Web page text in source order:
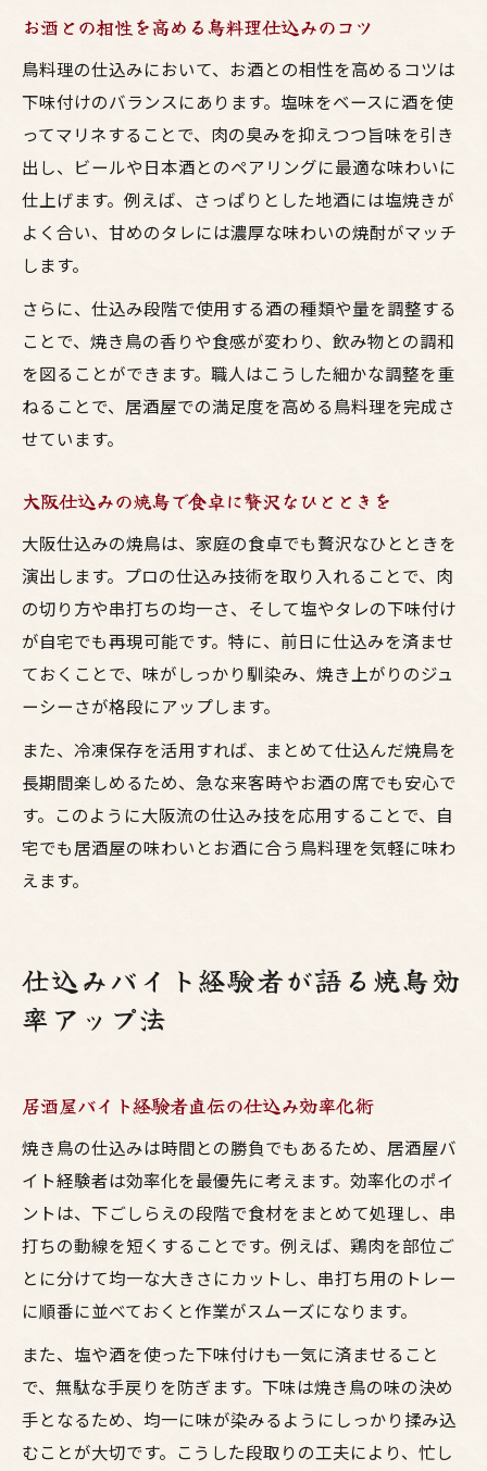
お酒との相性を高める鳥料理仕込みのコツ
鳥料理の仕込みにおいて、お酒との相性を高めるコツは
下味付けのバランスにあります。塩味をベースに酒を使
ってマリネすることで、肉の臭みを抑えつつ旨味を引き
出し、ビールや日本酒とのペアリングに最適な味わいに
仕上げます。例えば、さっぱりとした地酒には塩焼きが
よく合い、甘めのタレには濃厚な味わいの焼酎がマッチ
します。
さらに、仕込み段階で使用する酒の種類や量を調整する
ことで、焼き鳥の香りや食感が変わり、飲み物との調和
を図ることができます。職人はこうした細かな調整を重
ねることで、居酒屋での満足度を高める鳥料理を完成さ
せています。
大阪仕込みの焼鳥で食卓に贅沢なひとときを
大阪仕込みの焼鳥は、家庭の食卓でも贅沢なひとときを
演出します。プロの仕込み技術を取り入れることで、肉
の切り方や串打ちの均一さ、そして塩やタレの下味付け
が自宅でも再現可能です。特に、前日に仕込みを済ませ
ておくことで、味がしっかり馴染み、焼き上がりのジュ
ーシーさが格段にアップします。
また、冷凍保存を活用すれば、まとめて仕込んだ焼鳥を
長期間楽しめるため、急な来客時やお酒の席でも安心で
す。このように大阪流の仕込み技を応用することで、自
宅でも居酒屋の味わいとお酒に合う鳥料理を気軽に味わ
えます。
仕込みバイト経験者が語る焼鳥効
率アップ法
居酒屋バイト経験者直伝の仕込み効率化術
焼き鳥の仕込みは時間との勝負でもあるため、居酒屋バ
イト経験者は効率化を最優先に考えます。効率化のポイ
ントは、下ごしらえの段階で食材をまとめて処理し、串
打ちの動線を短くすることです。例えば、鶏肉を部位ご
とに分けて均一な大きさにカットし、串打ち用のトレー
に順番に並べておくと作業がスムーズになります。
また、塩や酒を使った下味付けも一気に済ませること
で、無駄な手戻りを防ぎます。下味は焼き鳥の味の決め
手となるため、均一に味が染みるようにしっかり揉み込
むことが大切です。こうした段取りの工夫により、忙し